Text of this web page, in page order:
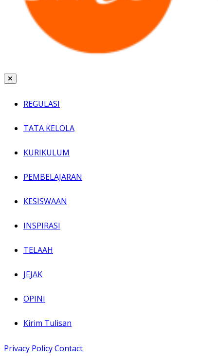
REGULASI
TATA KELOLA
KURIKULUM
PEMBELAJARAN
KESISWAAN
INSPIRASI
TELAAH
JEJAK
OPINI
Kirim Tulisan
Privacy PolicyContact